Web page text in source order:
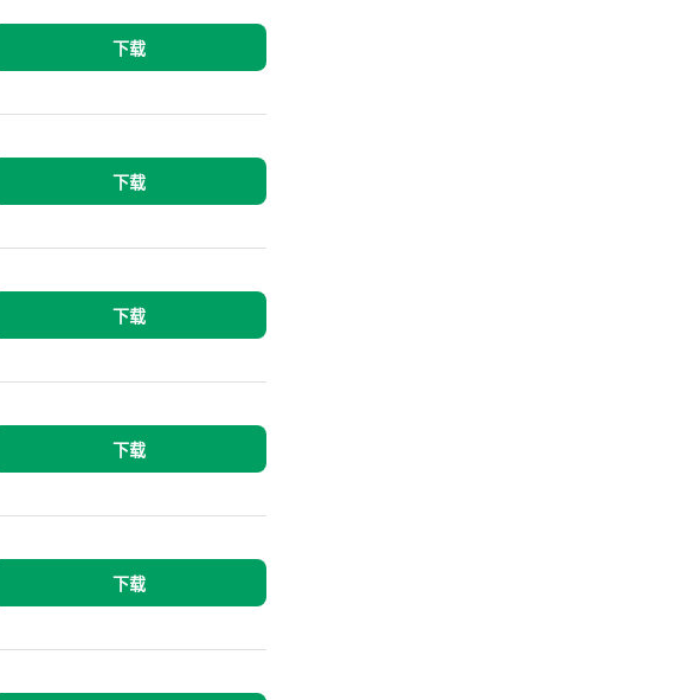
下载
下载
下载
下载
下载